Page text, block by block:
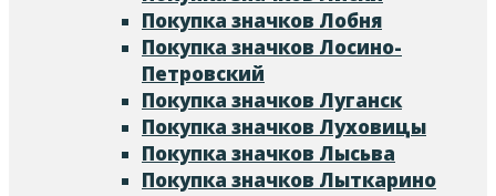
Покупка значков Лобня
Покупка значков Лосино-
Петровский
Покупка значков Луганск
Покупка значков Луховицы
Покупка значков Лысьва
Покупка значков Лыткарино